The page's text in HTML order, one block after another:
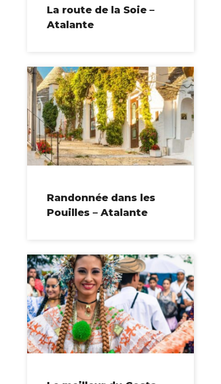
La route de la Soie –
Atalante
Randonnée dans les
Pouilles – Atalante